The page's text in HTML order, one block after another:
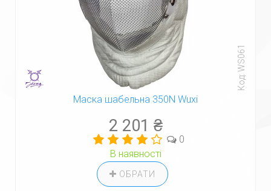
Код: WS061
Маска шабельна 350N Wuxi
2 201 ₴
0
В наявності
ОБРАТИ